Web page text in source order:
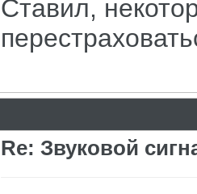
Ставил,
Re: Звуковой